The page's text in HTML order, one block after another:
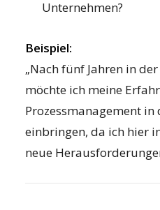
Unternehmen?
Beispiel:
„Nach fünf Jahren in
möchte ich meine
Prozessmanagement in
einbringen, da ich hier
neue